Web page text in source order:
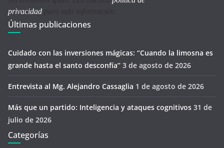
privacidad
Últimas publicaciones
Cuidado con las inversiones mágicas: “Cuando la limosna es
grande hasta el santo desconfía’’ 3 de agosto de 2026
Entrevista al Mg. Alejandro Cassaglia 1 de agosto de 2026
Más que un partido: Inteligencia y ataques cognitivos 31 de
julio de 2026
Categorías